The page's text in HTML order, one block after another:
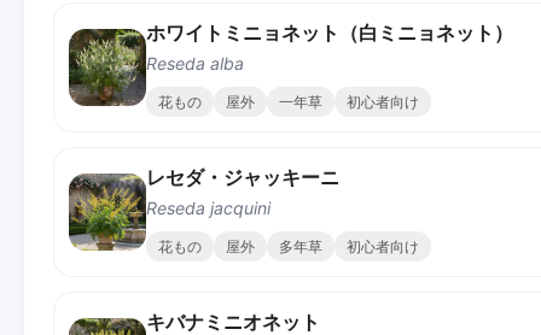
ホワイトミニョネット（白ミニョネット）
Reseda alba
花もの 屋外 一年草 初心者向け
レセダ・ジャッキーニ
Reseda jacquini
花もの 屋外 多年草 初心者向け
キバナミニオネット